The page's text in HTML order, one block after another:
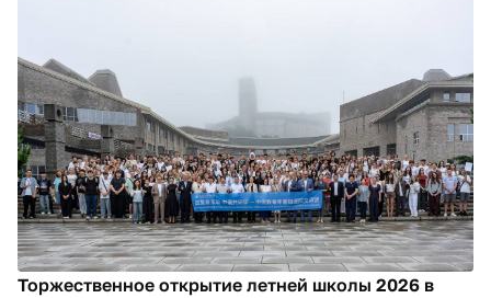
Торжественное открытие летней школы 2026 в